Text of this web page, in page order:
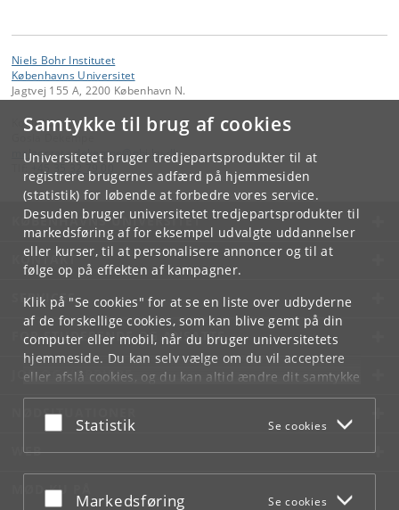
Samtykke til brug af cookies
Universitetet bruger tredjepartsprodukter til at
registrere brugernes adfærd på hjemmesiden
(statistik) for løbende at forbedre vores service.
Desuden bruger universitetet tredjepartsprodukter til
markedsføring af for eksempel udvalgte uddannelser
eller kurser, til at personalisere annoncer og til at
følge op på effekten af kampagner.
Klik på "Se cookies" for at se en liste over udbyderne
af de forskellige cookies, som kan blive gemt på din
computer eller mobil, når du bruger universitetets
hjemmeside. Du kan selv vælge om du vil acceptere
eller afslå cookies, og du kan altid ændre dit samtykke
underCookie- og privatlivspolitiksom du finder i
bunden af hver side.
Acceptér eller afslå
Statistik Se cookies
Acceptér eller afslå
Markedsføring Se cookies
Niels Bohr Institutet
Københavns Universitet
Jagtvej 155 A, 2200 København N.
Kontakt:
Gosia Dekempe
malgorzata.dekempe@nbi. ku.dk
KØBENHAVNS UNIVERSITET
KONTAKT
SERVICES
FOR STUDERENDE OG ANSATTE
JOB OG KARRIERE
NØDSITUATIONER
WEB
MØD KU PÅ